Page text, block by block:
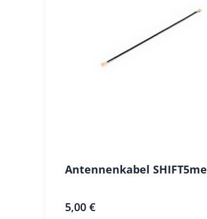
Antennenkabel SHIFT5me
5,00 €